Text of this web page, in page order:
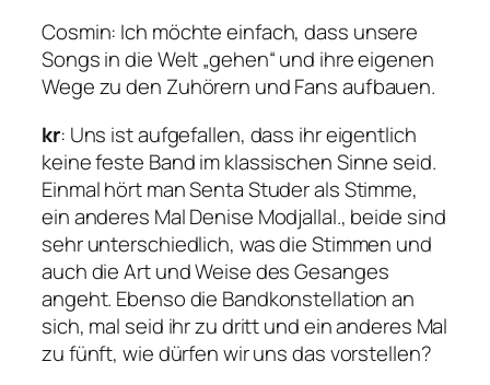
Cosmin: Ich möchte einfach, dass unsere
Songs in die Welt „gehen“ und ihre eigenen
Wege zu den Zuhörern und Fans aufbauen.
kr: Uns ist aufgefallen, dass ihr eigentlich
keine feste Band im klassischen Sinne seid.
Einmal hört man Senta Studer als Stimme,
ein anderes Mal Denise Modjallal., beide sind
sehr unterschiedlich, was die Stimmen und
auch die Art und Weise des Gesanges
angeht. Ebenso die Bandkonstellation an
sich, mal seid ihr zu dritt und ein anderes Mal
zu fünft, wie dürfen wir uns das vorstellen?